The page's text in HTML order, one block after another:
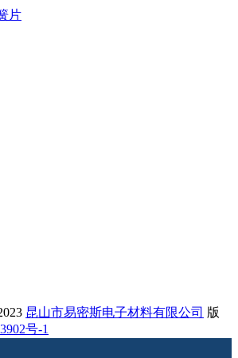
片
昆山市易密斯电子材料有限公司 版
号-1